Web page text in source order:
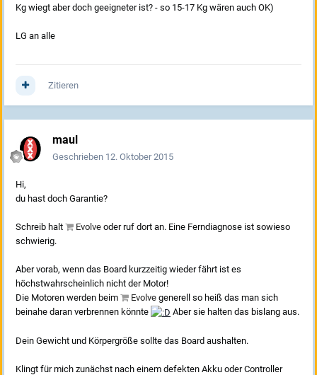
Kg wiegt aber doch geeigneter ist? - so 15-17 Kg wären auch OK)
LG an alle
Zitieren
maul
Geschrieben 12. Oktober 2015
Hi,
du hast doch Garantie?
Schreib halt Evolve oder ruf dort an. Eine Ferndiagnose ist sowieso
schwierig.
Aber vorab, wenn das Board kurzzeitig wieder fährt ist es
höchstwahrscheinlich nicht der Motor!
Die Motoren werden beim
Evolve generell so heiß das man sich
beinahe daran verbrennen könnte
Aber sie halten das bislang aus.
Dein Gewicht und Körpergröße sollte das Board aushalten.
Klingt für mich zunächst nach einem defekten Akku oder Controller